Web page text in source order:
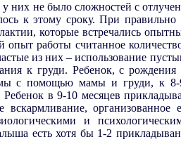
них не было сложностей с
к этому сроку. При
которые встречались
опыт работы считанное
из них – использование
к груди. Ребенок, с
с помощью мамы и груди, к 8-9
Ребенок в 9-10 месяцев
вскармливание,
и
есть хотя бы 1-2